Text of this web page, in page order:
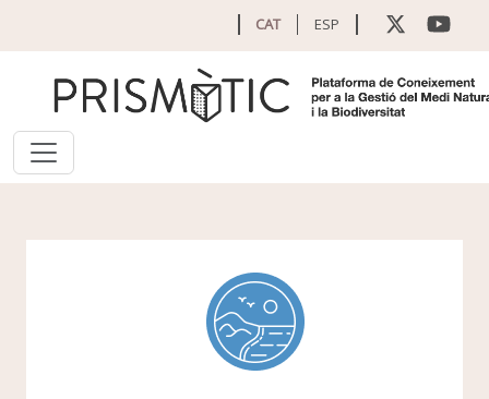
CAT ESP